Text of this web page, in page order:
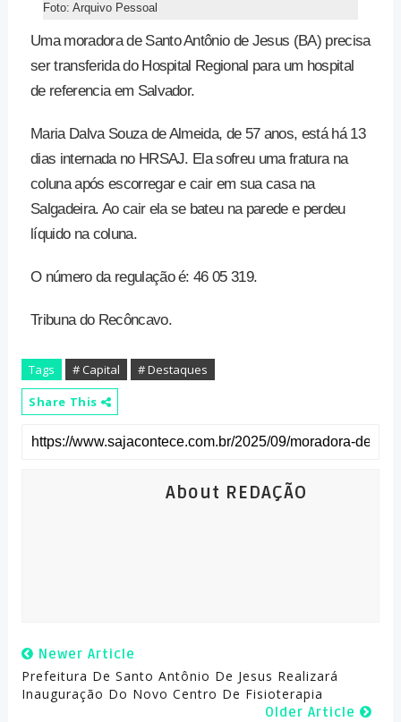
Foto: Arquivo Pessoal
Uma moradora de Santo Antônio de Jesus (BA) precisa
ser transferida do Hospital Regional para um hospital
de referencia em Salvador.
Maria Dalva Souza de Almeida, de 57 anos, está há 13
dias internada no HRSAJ. Ela sofreu uma fratura na
coluna após escorregar e cair em sua casa na
Salgadeira. Ao cair ela se bateu na parede e perdeu
líquido na coluna.
O número da regulação é: 46 05 319.
Tribuna do Recôncavo.
Tags # Capital
# Destaques
Share This
About REDAÇÃO
Newer Article
Prefeitura De Santo Antônio De Jesus Realizará
Inauguração Do Novo Centro De Fisioterapia
Older Article